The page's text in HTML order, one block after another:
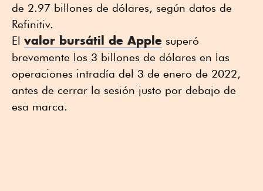
de 2.97 billones de dólares, según datos de
Refinitiv.
El valor bursátil de Apple superó
brevemente los 3 billones de dólares en las
operaciones intradía del 3 de enero de 2022,
antes de cerrar la sesión justo por debajo de
esa marca.